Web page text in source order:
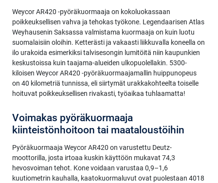
Weycor AR420 -pyöräkuormaaja on kokoluokassaan
poikkeuksellisen vahva ja tehokas työkone. Legendaarisen Atlas
Weyhausenin Saksassa valmistama kuormaaja on kuin luotu
suomalaisiin oloihin. Ketterästi ja vakaasti liikkuvalla koneella on
ilo urakoida esimerkiksi talvisesongin lumitöitä niin kaupunkien
keskustoissa kuin taajama-alueiden ulkopuolellakin. 5300-
kiloisen Weycor AR420 -pyöräkuormaajamallin huippunopeus
on 40 kilometriä tunnissa, eli siirtymät urakkakohteelta toiselle
hoituvat poikkeuksellisen rivakasti, työaikaa tuhlaamatta!
Voimakas pyöräkuormaaja
kiinteistönhoitoon tai maataloustöihin
Pyöräkuormaaja Weycor AR420 on varustettu Deutz-
moottorilla, josta irtoaa kuskin käyttöön mukavat 74,3
hevosvoiman tehot. Kone voidaan varustaa 0,9–1,6
kuutiometrin kauhalla, kaatokuormaluvut ovat puolestaan 4018